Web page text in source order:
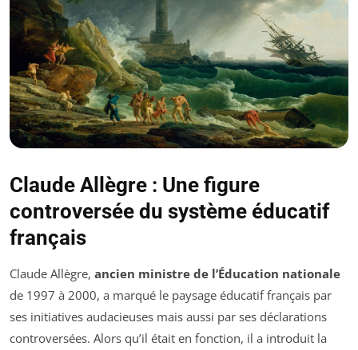
Claude Allègre : Une figure
controversée du système éducatif
français
Claude Allègre, ancien ministre de l’Éducation nationale
de 1997 à 2000, a marqué le paysage éducatif français par
ses initiatives audacieuses mais aussi par ses déclarations
controversées. Alors qu’il était en fonction, il a introduit la